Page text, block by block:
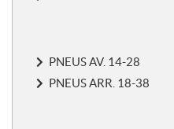
PNEUS AV. 14-28
PNEUS ARR. 18-38